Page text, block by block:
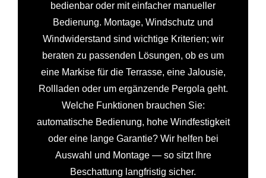
bedienbar oder mit einfacher manueller
Bedienung. Montage, Windschutz und
Windwiderstand sind wichtige Kriterien; wir
beraten zu passenden Lösungen, ob es um
eine Markise für die Terrasse, eine Jalousie,
Rollladen oder um ergänzende Pergola geht.
Welche Funktionen brauchen Sie:
automatische Bedienung, hohe Windfestigkeit
oder eine lange Garantie? Wir helfen bei
Auswahl und Montage — so sitzt Ihre
Beschattung langfristig sicher.